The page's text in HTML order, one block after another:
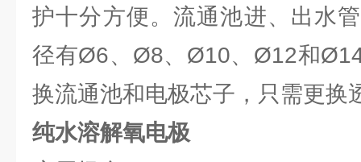
护十分方便。流通池进、出水
径有Ø6、Ø8、Ø10、Ø12和
换流通池和电极芯子，只需更换
纯水溶解氧电极